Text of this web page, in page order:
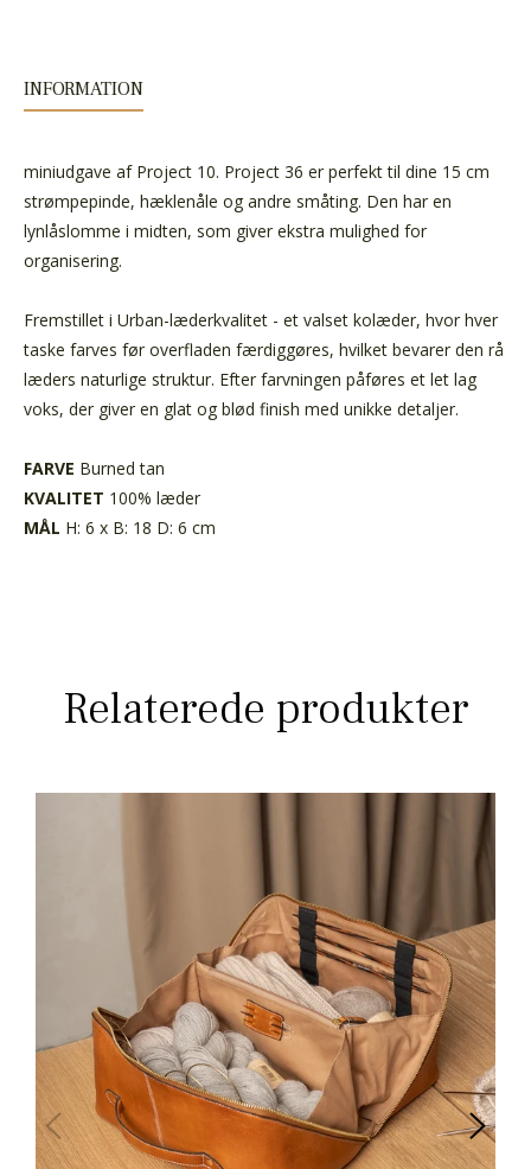
INFORMATION
miniudgave af Project 10. Project 36 er perfekt til dine 15 cm
strømpepinde, hæklenåle og andre småting. Den har en
lynlåslomme i midten, som giver ekstra mulighed for
organisering.
Fremstillet i Urban-læderkvalitet - et valset kolæder, hvor hver
taske farves før overfladen færdiggøres, hvilket bevarer den rå
læders naturlige struktur. Efter farvningen påføres et let lag
voks, der giver en glat og blød finish med unikke detaljer.
FARVE Burned tan
KVALITET 100% læder
MÅL H: 6 x B: 18 D: 6 cm
Relaterede produkter